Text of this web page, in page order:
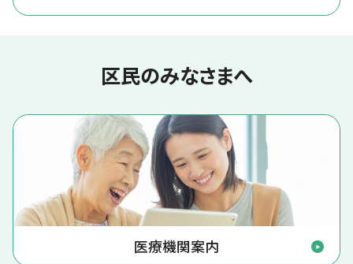
区民のみなさまへ
医療機関案内